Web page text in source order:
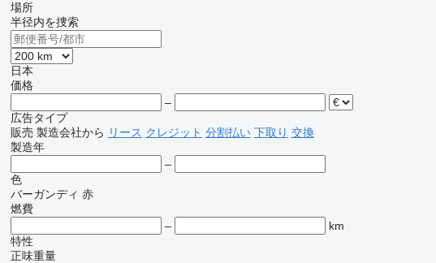
場所
半径内を捜索
日本
価格
–
広告タイプ
販売 製造会社から リース クレジット 分割払い 下取り 交換
製造年
–
色
バーガンディ 赤
燃費
–
km
特性
正味重量